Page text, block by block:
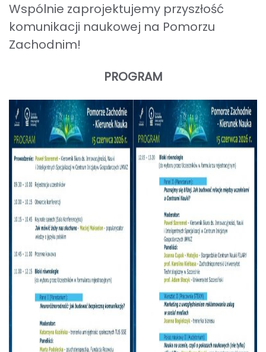
Wspólnie zaprojektujemy przyszłość
komunikacji naukowej na Pomorzu
Zachodnim!
PROGRAM